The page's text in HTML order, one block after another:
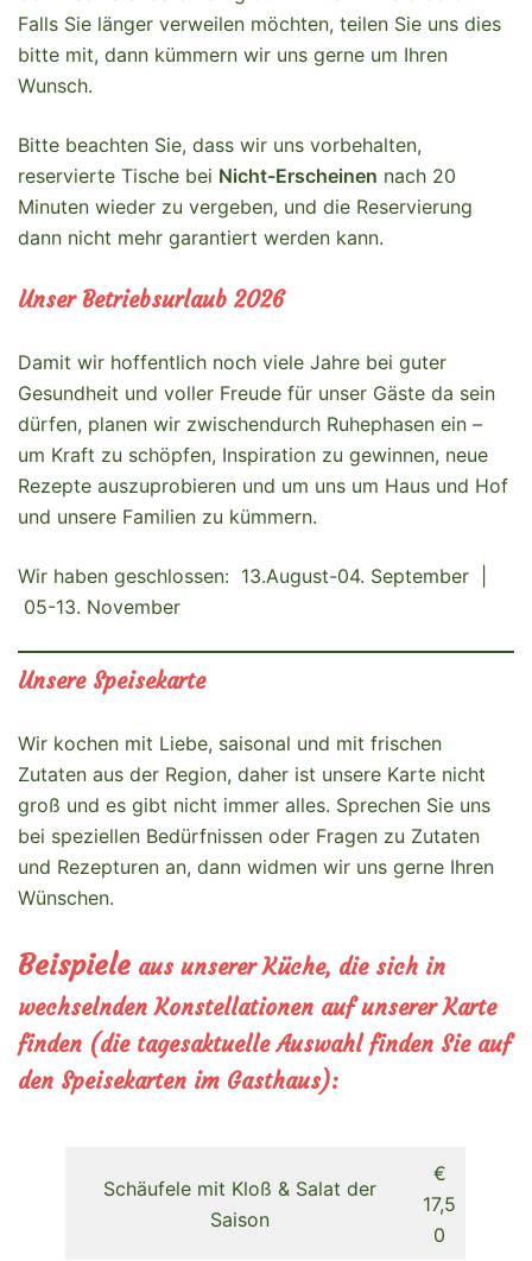
Falls Sie länger verweilen möchten, teilen Sie uns dies
bitte mit, dann kümmern wir uns gerne um Ihren
Wunsch.
Bitte beachten Sie, dass wir uns vorbehalten,
reservierte Tische bei Nicht-Erscheinen nach 20
Minuten wieder zu vergeben, und die Reservierung
dann nicht mehr garantiert werden kann.
Unser Betriebsurlaub 2026
Damit wir hoffentlich noch viele Jahre bei guter
Gesundheit und voller Freude für unser Gäste da sein
dürfen, planen wir zwischendurch Ruhephasen ein –
um Kraft zu schöpfen, Inspiration zu gewinnen, neue
Rezepte auszuprobieren und um uns um Haus und Hof
und unsere Familien zu kümmern.
Wir haben geschlossen: 13.August-04. September |
05-13. November
Unsere Speisekarte
Wir kochen mit Liebe, saisonal und mit frischen
Zutaten aus der Region, daher ist unsere Karte nicht
groß und es gibt nicht immer alles. Sprechen Sie uns
bei speziellen Bedürfnissen oder Fragen zu Zutaten
und Rezepturen an, dann widmen wir uns gerne Ihren
Wünschen.
Beispiele aus unserer Küche, die sich in
wechselnden Konstellationen auf unserer Karte
finden (die tagesaktuelle Auswahl finden Sie auf
den Speisekarten im Gasthaus):
Schäufele mit Kloß & Salat der
Saison
€
17,5
0